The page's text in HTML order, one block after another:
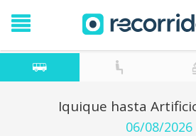
Iquique hasta
06/08/2026